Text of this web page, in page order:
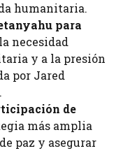
humanitaria.
para
necesidad
y a la presión
por Jared
de
más amplia
paz y asegurar